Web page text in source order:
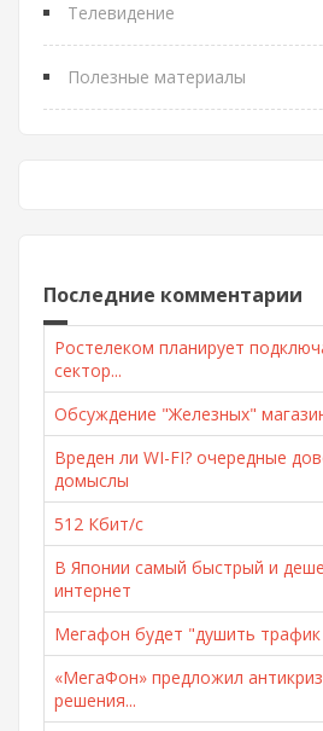
Телевидение
Полезные материалы
Последние комментарии
Ростелеком планирует
сектор...
Обсуждение "Железных"
Вреден ли WI-FI? очередные
домыслы
512 Кбит/с
В Японии самый быстрый и
интернет
Мегафон будет "душить трафик
«МегаФон» предложил
решения...